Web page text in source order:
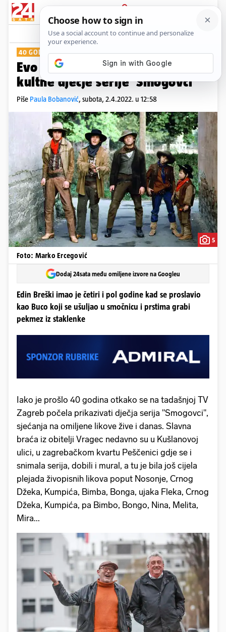
PRIJAVA
Show Komentari
40 GODINA SMOGOVACA
Evo gdje je danas ekipa iz
kultne dječje serije 'Smogovci'
Piše Paula Bobanović, subota, 2.4.2022. u 12:58
5
Foto: Marko Ercegović
Dodaj 24sata među omiljene izvore na Googleu
Edin Breški imao je četiri i pol godine kad se proslavio
kao Buco koji se ušuljao u smočnicu i prstima grabi
pekmez iz staklenke
Iako je prošlo 40 godina otkako se na tadašnjoj TV
Zagreb počela prikazivati dječja serija "Smogovci",
sjećanja na omiljene likove žive i danas. Slavna
braća iz obitelji Vragec nedavno su u Kušlanovoj
ulici, u zagrebačkom kvartu Peščenici gdje se i
snimala serija, dobili i mural, a tu je bila još cijela
plejada živopisnih likova poput Nosonje, Crnog
Džeka, Kumpića, Bimba, Bonga, ujaka Fleka, Crnog
Džeka, Kumpića, pa Bimbo, Bongo, Nina, Melita,
Mira...